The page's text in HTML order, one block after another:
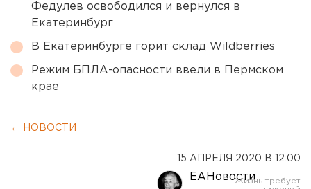
Федулев освободился и вернулся в
Екатеринбург
В Екатеринбурге горит склад Wildberries
Режим БПЛА-опасности ввели в Пермском
крае
← НОВОСТИ
15 АПРЕЛЯ 2020 В 12:00
ЕАНовости